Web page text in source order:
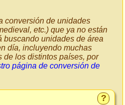
conversión de unidades
etc.) que ya no están
buscando unidades de área
día, incluyendo muchas
de los distintos países, por
página de conversión de
?